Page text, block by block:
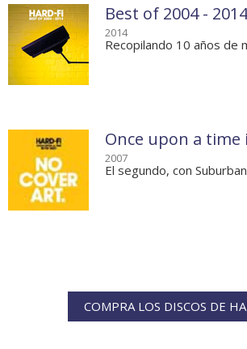
Best of 2004 - 2014
2014
Recopilando 10 años de
Once upon a
2007
El segundo, con
COMPRA LOS DISCOS DE